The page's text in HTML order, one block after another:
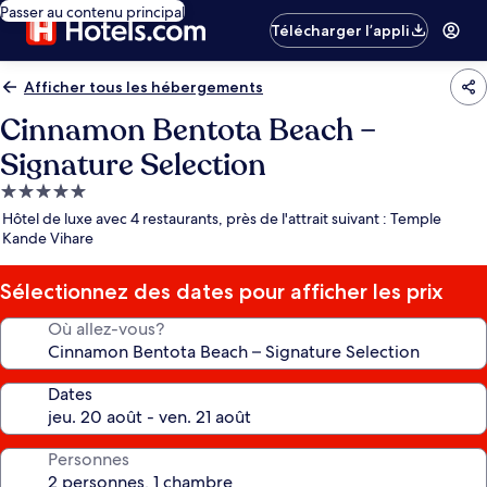
Passer au contenu principal
Télécharger l’appli
Afficher tous les hébergements
Cinnamon Bentota Beach –
Signature Selection
Hébergement
5.0 étoiles
Hôtel de luxe avec 4 restaurants, près de l'attrait suivant : Temple
Kande Vihare
Sélectionnez des dates pour afficher les prix
Où allez-vous?
Dates
Personnes